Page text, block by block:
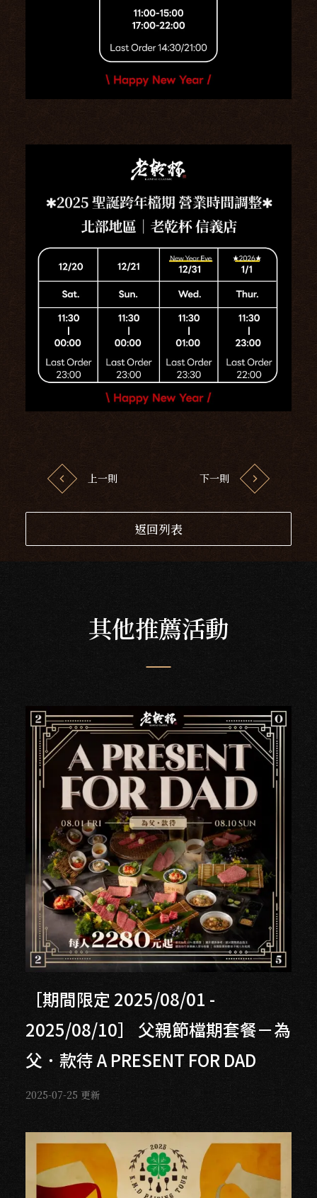
ABOUT US
菜單介紹 MENU & DRINKS
NEWS & EVENTS
人才招募 RECRUITS
CONTACT US
加入會員 線上訂位
Follow us
上一則
返回列表
下一則
其他推薦活動
［期間限定 2025/08/01 -
2025/08/10］ 父親節檔期套餐－為
父．款待 A PRESENT FOR DAD
2025-07-25 更新